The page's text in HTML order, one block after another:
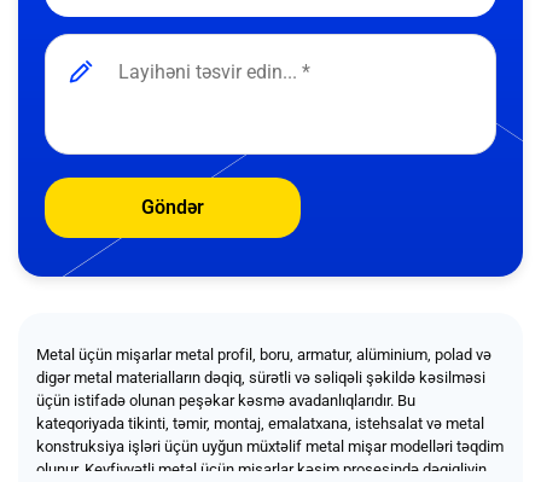
Göndər
Metal üçün mişarlar metal profil, boru, armatur, alüminium, polad və
digər metal materialların dəqiq, sürətli və səliqəli şəkildə kəsilməsi
üçün istifadə olunan peşəkar kəsmə avadanlıqlarıdır. Bu
kateqoriyada tikinti, təmir, montaj, emalatxana, istehsalat və metal
konstruksiya işləri üçün uyğun müxtəlif metal mişar modelləri təqdim
olunur. Keyfiyyətli metal üçün mişarlar kəsim prosesində dəqiqliyin